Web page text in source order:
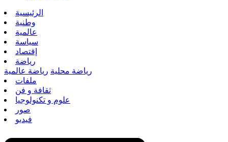
الرئيسية
وطنية
عالمية
سياسة
إقتصاد
رياضة
رياضة محلية رياضة عالمية
ملفات
ثقافة و فن
علوم و تكنولوجيا
صور
فيديو